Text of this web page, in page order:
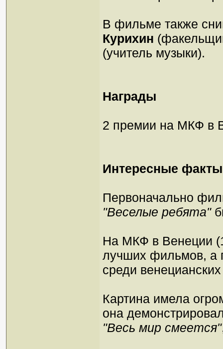
В фильме также
Курихин
(учитель музыки).
Награды
2 премии на МКФ в
Интересные факты
Первоначально
"Веселые ребята"
На МКФ в Венеции
лучших фильмов, а
среди
Картина имела
она
"Весь мир смеется"